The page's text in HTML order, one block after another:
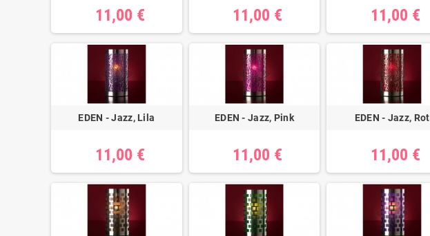
11,00 € 11,00 € 11,00 €
EDEN - Jazz, Lila
11,00 €
EDEN - Jazz, Pink
11,00 €
EDEN - Jazz, Rot
11,00 €